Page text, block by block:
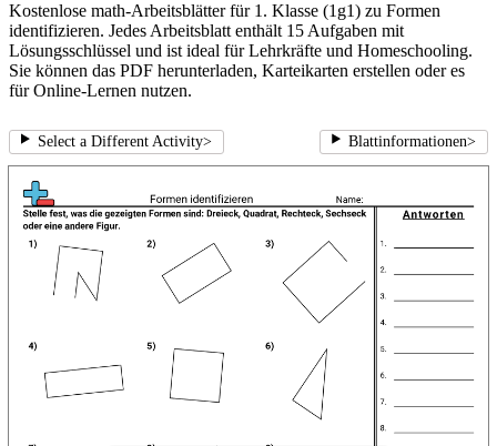
Kostenlose math-Arbeitsblätter für 1. Klasse (1g1) zu Formen
identifizieren. Jedes Arbeitsblatt enthält 15 Aufgaben mit
Lösungsschlüssel und ist ideal für Lehrkräfte und Homeschooling.
Sie können das PDF herunterladen, Karteikarten erstellen oder es
für Online-Lernen nutzen.
Select a Different Activity> Blattinformationen>